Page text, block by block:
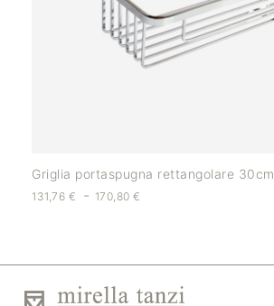
Griglia portaspugna rettangolare 30cm
131,76 € - 170,80€